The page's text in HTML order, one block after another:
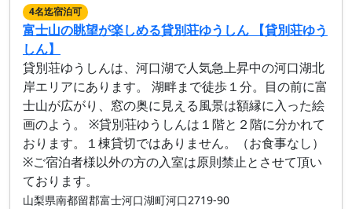
4名迄宿泊可
富士山の眺望が楽しめる貸別荘ゆうしん 【貸別荘ゆう
しん】
貸別荘ゆうしんは、河口湖で人気急上昇中の河口湖北
岸エリアにあります。 湖畔まで徒歩１分。目の前に富
士山が広がり、窓の奥に見える風景は額縁に入った絵
画のよう。 ※貸別荘ゆうしんは１階と２階に分かれて
おります。１棟貸切ではありません。（お食事なし）
※ご宿泊者様以外の方の入室は原則禁止とさせて頂い
ております。
山梨県南都留郡富士河口湖町河口2719-90